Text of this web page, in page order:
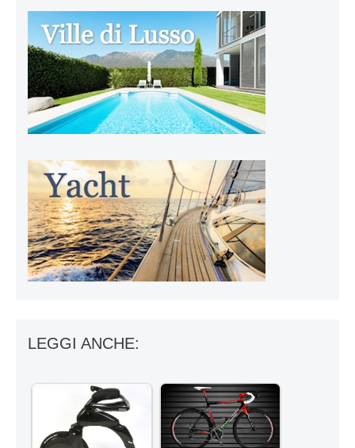
LEGGI ANCHE: